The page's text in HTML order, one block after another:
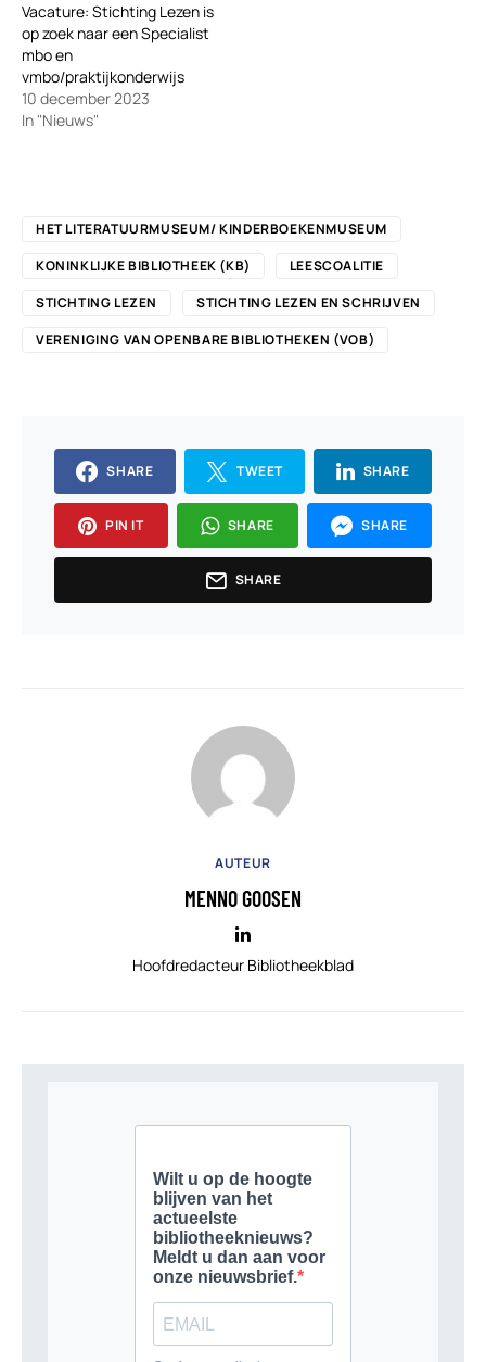
Vacature: Stichting Lezen is
op zoek naar een Specialist
mbo en
vmbo/praktijkonderwijs
10 december 2023
In "Nieuws"
HET LITERATUURMUSEUM/ KINDERBOEKENMUSEUM
KONINKLIJKE BIBLIOTHEEK (KB)
LEESCOALITIE
STICHTING LEZEN
STICHTING LEZEN EN SCHRIJVEN
VERENIGING VAN OPENBARE BIBLIOTHEKEN (VOB)
SHARE TWEET SHARE
PIN IT SHARE SHARE
SHARE
AUTEUR
MENNO GOOSEN
Hoofdredacteur Bibliotheekblad